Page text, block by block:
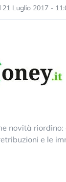
21 Luglio 2017 -
novità
e le